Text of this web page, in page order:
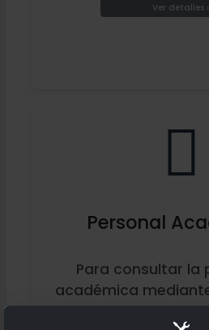
Ver detalles »
Personal
Para consultar la
académica
individual de un